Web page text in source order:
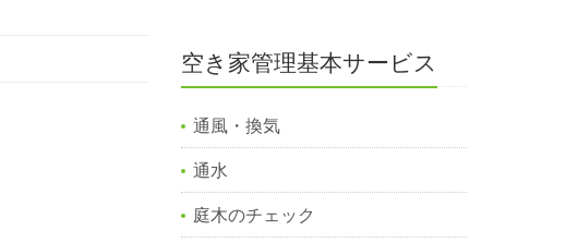
空き家管理基本サービス
通風・換気
通水
庭木のチェック